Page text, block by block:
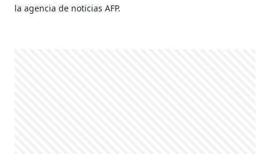
la agencia de noticias AFP.